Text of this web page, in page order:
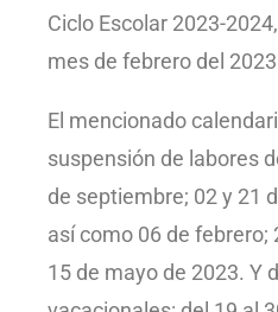
Ciclo Escolar 2023-
mes de febrero del
El mencionado
suspensión de labores
de septiembre; 02 y 21
así como 06 de febrero;
15 de mayo de 2023. Y